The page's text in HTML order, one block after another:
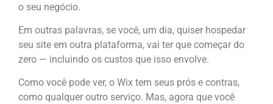
o seu negócio.
Em outras palavras, se você, um dia, quiser hospedar
seu site em outra plataforma, vai ter que começar do
zero — incluindo os custos que isso envolve.
Como você pode ver, o Wix tem seus prós e contras,
como qualquer outro serviço. Mas, agora que você